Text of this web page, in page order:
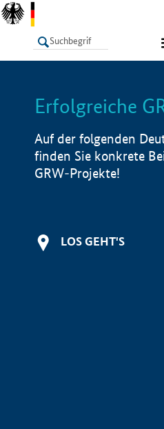
LISTE
Erfolgreiche
Auf der folgenden
finden Sie konkrete
GRW-Projekte!
LOS GEHT'S